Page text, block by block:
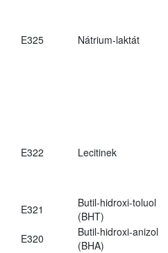
E325 Nátrium-laktát
E322 Lecitinek
E321
Butil-hidroxi-toluol
(BHT)
E320
Butil-hidroxi-anizol
(BHA)